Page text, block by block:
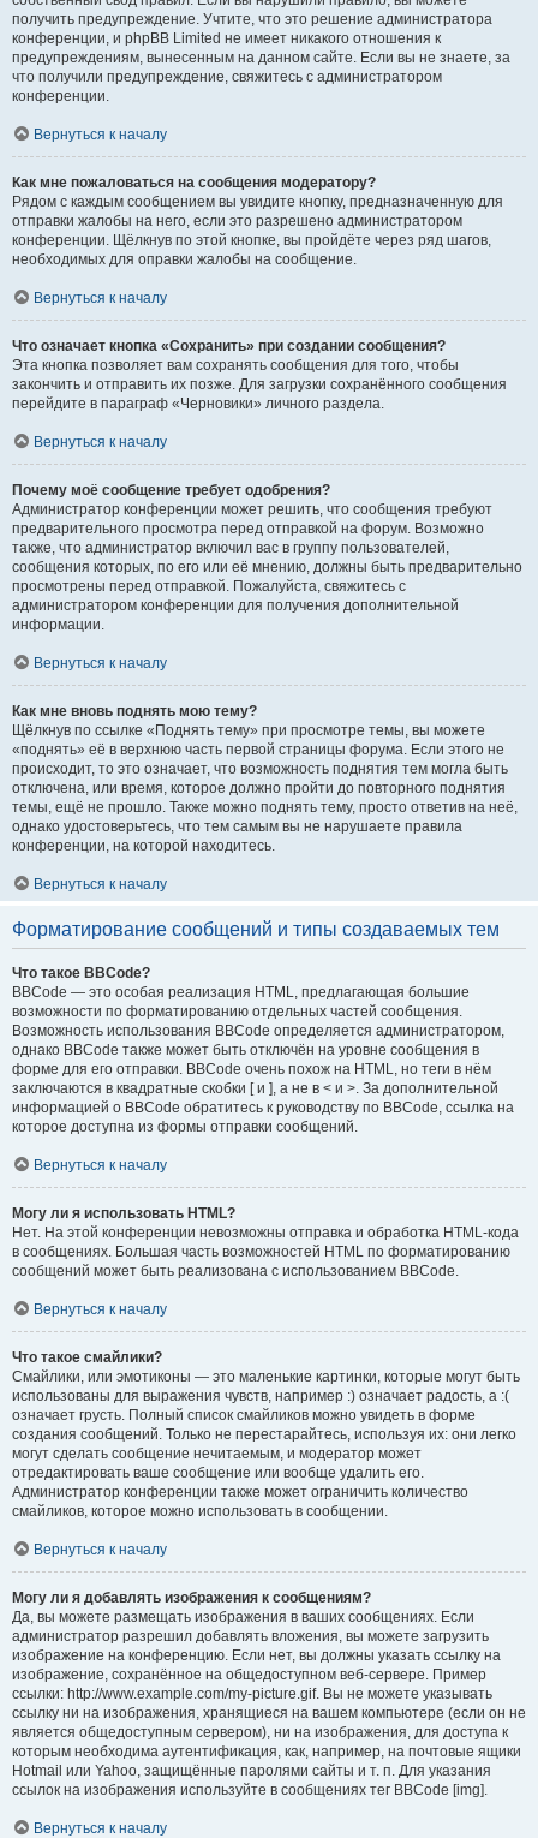
получить предупреждение. Учтите, что это решение администратора
конференции, и phpBB Limited не имеет никакого отношения к
предупреждениям, вынесенным на данном сайте. Если вы не знаете, за
что получили предупреждение, свяжитесь с администратором
конференции.
Вернуться к началу
Как мне пожаловаться на сообщения модератору?
Рядом с каждым сообщением вы увидите кнопку, предназначенную для
отправки жалобы на него, если это разрешено администратором
конференции. Щёлкнув по этой кнопке, вы пройдёте через ряд шагов,
необходимых для оправки жалобы на сообщение.
Вернуться к началу
Что означает кнопка «Сохранить» при создании сообщения?
Эта кнопка позволяет вам сохранять сообщения для того, чтобы
закончить и отправить их позже. Для загрузки сохранённого сообщения
перейдите в параграф «Черновики» личного раздела.
Вернуться к началу
Почему моё сообщение требует одобрения?
Администратор конференции может решить, что сообщения требуют
предварительного просмотра перед отправкой на форум. Возможно
также, что администратор включил вас в группу пользователей,
сообщения которых, по его или её мнению, должны быть предварительно
просмотрены перед отправкой. Пожалуйста, свяжитесь с
администратором конференции для получения дополнительной
информации.
Вернуться к началу
Как мне вновь поднять мою тему?
Щёлкнув по ссылке «Поднять тему» при просмотре темы, вы можете
«поднять» её в верхнюю часть первой страницы форума. Если этого не
происходит, то это означает, что возможность поднятия тем могла быть
отключена, или время, которое должно пройти до повторного поднятия
темы, ещё не прошло. Также можно поднять тему, просто ответив на неё,
однако удостоверьтесь, что тем самым вы не нарушаете правила
конференции, на которой находитесь.
Вернуться к началу
Форматирование сообщений и типы создаваемых тем
Что такое BBCode?
BBCode — это особая реализация HTML, предлагающая большие
возможности по форматированию отдельных частей сообщения.
Возможность использования BBCode определяется администратором,
однако BBCode также может быть отключён на уровне сообщения в
форме для его отправки. BBCode очень похож на HTML, но теги в нём
заключаются в квадратные скобки [ и ], а не в < и >. За дополнительной
информацией о BBCode обратитесь к руководству по BBCode, ссылка на
которое доступна из формы отправки сообщений.
Вернуться к началу
Могу ли я использовать HTML?
Нет. На этой конференции невозможны отправка и обработка HTML-кода
в сообщениях. Большая часть возможностей HTML по форматированию
сообщений может быть реализована с использованием BBCode.
Вернуться к началу
Что такое смайлики?
Смайлики, или эмотиконы — это маленькие картинки, которые могут быть
использованы для выражения чувств, например :) означает радость, а :(
означает грусть. Полный список смайликов можно увидеть в форме
создания сообщений. Только не перестарайтесь, используя их: они легко
могут сделать сообщение нечитаемым, и модератор может
отредактировать ваше сообщение или вообще удалить его.
Администратор конференции также может ограничить количество
смайликов, которое можно использовать в сообщении.
Вернуться к началу
Могу ли я добавлять изображения к сообщениям?
Да, вы можете размещать изображения в ваших сообщениях. Если
администратор разрешил добавлять вложения, вы можете загрузить
изображение на конференцию. Если нет, вы должны указать ссылку на
изображение, сохранённое на общедоступном веб-сервере. Пример
ссылки: http://www.example.com/my-picture.gif. Вы не можете указывать
ссылку ни на изображения, хранящиеся на вашем компьютере (если он не
является общедоступным сервером), ни на изображения, для доступа к
которым необходима аутентификация, как, например, на почтовые ящики
Hotmail или Yahoo, защищённые паролями сайты и т. п. Для указания
ссылок на изображения используйте в сообщениях тег BBCode [img].
Вернуться к началу